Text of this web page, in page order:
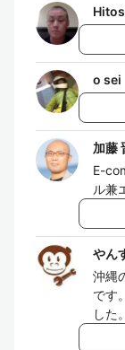
o sei
加藤
E-
ル兼
やん
沖縄
です
した